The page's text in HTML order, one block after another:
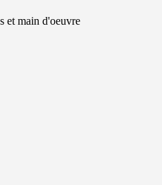
et main d'oeuvre